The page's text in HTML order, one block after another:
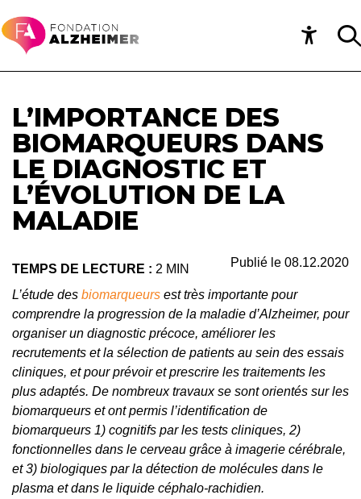
L’IMPORTANCE DES
BIOMARQUEURS DANS
LE DIAGNOSTIC ET
L’ÉVOLUTION DE LA
MALADIE
TEMPS DE LECTURE : 2 MIN Publié le 08.12.2020
L’étude des biomarqueurs est très importante pour
comprendre la progression de la maladie d’Alzheimer, pour
organiser un diagnostic précoce, améliorer les
recrutements et la sélection de patients au sein des essais
cliniques, et pour prévoir et prescrire les traitements les
plus adaptés. De nombreux travaux se sont orientés sur les
biomarqueurs et ont permis l’identification de
biomarqueurs 1) cognitifs par les tests cliniques, 2)
fonctionnelles dans le cerveau grâce à imagerie cérébrale,
et 3) biologiques par la détection de molécules dans le
plasma et dans le liquide céphalo-rachidien.